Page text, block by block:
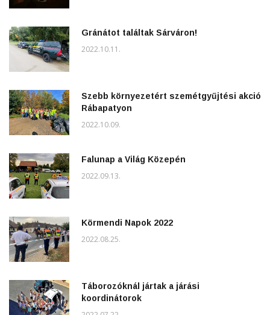
Gránátot találtak Sárváron!
2022.10.11.
Szebb környezetért szemétgyűjtési akció
Rábapatyon
2022.10.09.
Falunap a Világ Közepén
2022.09.13.
Körmendi Napok 2022
2022.08.25.
Táborozóknál jártak a járási
koordinátorok